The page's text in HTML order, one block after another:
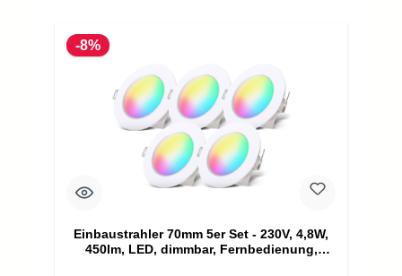
-8%
Einbaustrahler 70mm 5er Set - 230V, 4,8W,
450lm, LED, dimmbar, Fernbedienung,